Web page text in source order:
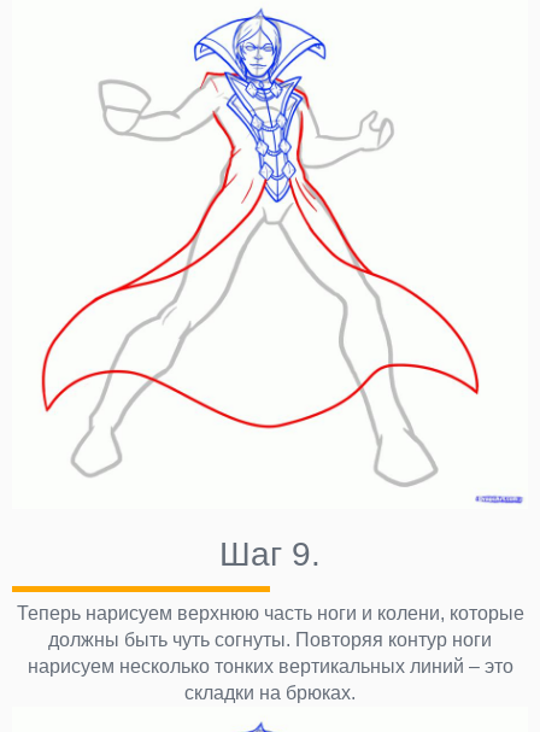
Шаг 9.
Теперь нарисуем верхнюю часть ноги и колени, которые
должны быть чуть согнуты. Повторяя контур ноги
нарисуем несколько тонких вертикальных линий – это
складки на брюках.